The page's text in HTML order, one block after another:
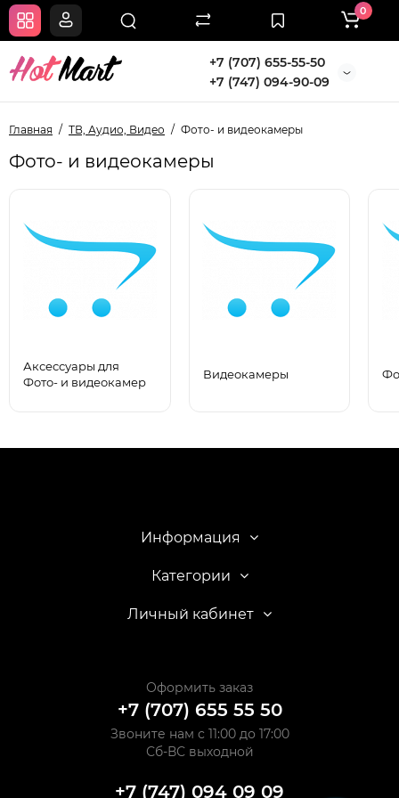
+7 (707) 655-55-50
+7 (747) 094-90-09
0
Главная ТВ, Аудио, Видео Фото- и видеокамеры
Фото- и видеокамеры
Аксессуары для
Фото- и видеокамер
Видеокамеры
Информация
Категории
Личный кабинет
Оформить заказ
+7 (707) 655 55 50
Звоните нам с 11:00 до 17:00
Сб-ВС выходной
+7 (747) 094 09 09